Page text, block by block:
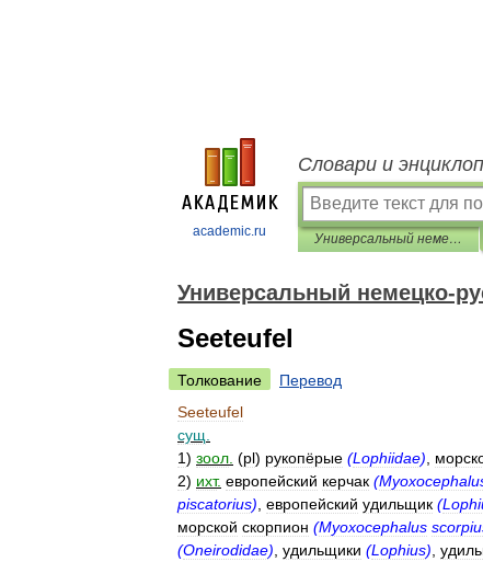
academic.ru
Словари и
Универсальный немецко-русский словарь
Универсальный немецко-
Seeteufel
Толкование
Перевод
Seeteufel
сущ
1) зоол (pl) рукопёрые (Lophiidae)
2) ихт. европейский керчак (
piscatorius) европейский удильщик (
морской скорпион (Myoxocephalus
(Oneirodidae) удильщики (Lophius)